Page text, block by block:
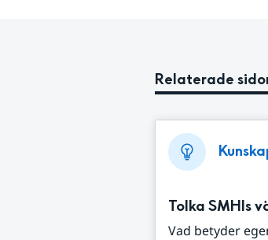
Relaterade
Tolka SMHIs
Vad betyder